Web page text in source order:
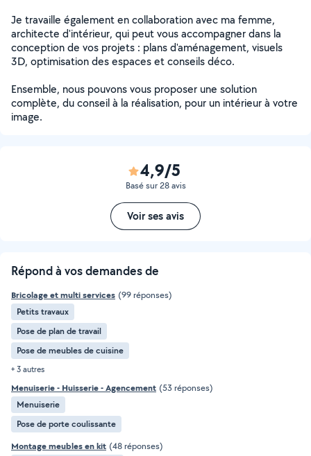
Je travaille également en collaboration avec ma femme,
architecte d'intérieur, qui peut vous accompagner dans la
conception de vos projets : plans d'aménagement, visuels
3D, optimisation des espaces et conseils déco.
Ensemble, nous pouvons vous proposer une solution
complète, du conseil à la réalisation, pour un intérieur à votre
image.
4,9/5
Basé sur 28 avis
Voir ses avis
Répond à vos demandes de
Bricolage et multi services (99 réponses)
Petits travaux
Pose de plan de travail
Pose de meubles de cuisine
+ 3 autres
Menuiserie - Huisserie - Agencement (53 réponses)
Menuiserie
Pose de porte coulissante
Montage meubles en kit (48 réponses)